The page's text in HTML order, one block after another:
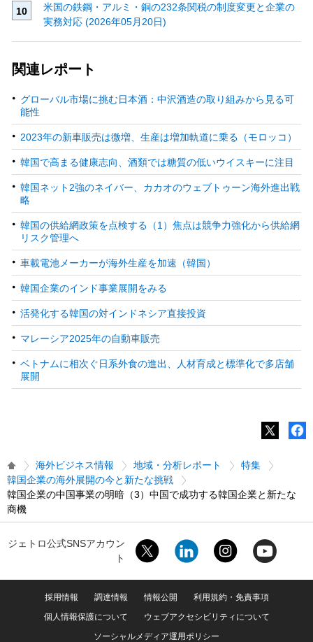
米国の鉄鋼・アルミ・銅の232条関税の制度変更と企業の
実務対応 (2026年05月20日)
関連レポート
グローバル市場に挑む日本酒：中沢酒造の取り組みから見る可
能性
2023年の新車販売は微増、生産は増加軌道に乗る（モロッコ）
韓国で高まる健康志向、酒類では糖質の低いウイスキーに注目
韓国ネット2強のネイバー、カカオのウェブトゥーン海外進出戦
略
韓国の供給網政策を点検する（1）焦点は競争力強化から供給網
リスク管理へ
車載電池メーカーが海外生産を加速（韓国）
韓国企業のインド事業展開をみる
活発化する韓国の対インドネシア直接投資
マレーシア2025年の自動車販売
ベトナムに相次ぐ日系外食の進出、人材育成と標準化で多店舗
展開
海外ビジネス情報 地域・分析レポート
特集
韓国企業の海外展開の今と新たな挑戦
韓国企業の中国事業の明暗（3）中国で成功する韓国企業と新たな
商機
ジェトロ公式SNSアカウン
ト
採用情報 調達情報 情報公開
利用規約・免責事項
個人情報保護について
ウェブアクセシビリティについて
ソーシャルメディア運用ポリシー